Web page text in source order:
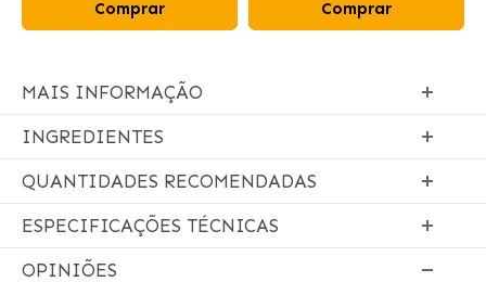
Comprar Comprar
MAIS INFORMAÇÃO
INGREDIENTES
QUANTIDADES RECOMENDADAS
ESPECIFICAÇÕES TÉCNICAS
OPINIÕES